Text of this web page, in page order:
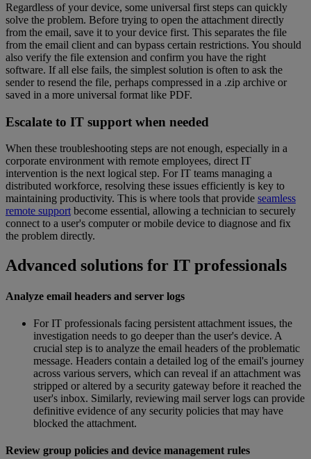
Regardless of your device, some universal first steps can quickly
solve the problem. Before trying to open the attachment directly
from the email, save it to your device first. This separates the file
from the email client and can bypass certain restrictions. You should
also verify the file extension and confirm you have the right
software. If all else fails, the simplest solution is often to ask the
sender to resend the file, perhaps compressed in a .zip archive or
saved in a more universal format like PDF.
Escalate to IT support when needed
When these troubleshooting steps are not enough, especially in a
corporate environment with remote employees, direct IT
intervention is the next logical step. For IT teams managing a
distributed workforce, resolving these issues efficiently is key to
maintaining productivity. This is where tools that provide seamless
remote support become essential, allowing a technician to securely
connect to a user's computer or mobile device to diagnose and fix
the problem directly.
Advanced solutions for IT professionals
Analyze email headers and server logs
For IT professionals facing persistent attachment issues, the
investigation needs to go deeper than the user's device. A
crucial step is to analyze the email headers of the problematic
message. Headers contain a detailed log of the email's journey
across various servers, which can reveal if an attachment was
stripped or altered by a security gateway before it reached the
user's inbox. Similarly, reviewing mail server logs can provide
definitive evidence of any security policies that may have
blocked the attachment.
Review group policies and device management rules